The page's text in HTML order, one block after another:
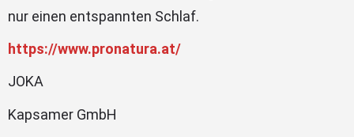
nur einen entspannten Schlaf.
https://www.pronatura.at/
JOKA
Kapsamer GmbH